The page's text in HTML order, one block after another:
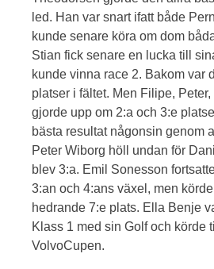
led. Han var snart ifatt både
kunde senare köra om dom
Stian fick senare en lucka till
kunde vinna race 2. Bakom var
platser i fältet. Men Filipe,
gjorde upp om 2:a och 3:e
bästa resultat någonsin genom
Peter Wiborg höll undan för
blev 3:a. Emil Sonesson
3:an och 4:ans växel, men
hedrande 7:e plats. Ella Benje
Klass 1 med sin Golf och körde
VolvoCupen.